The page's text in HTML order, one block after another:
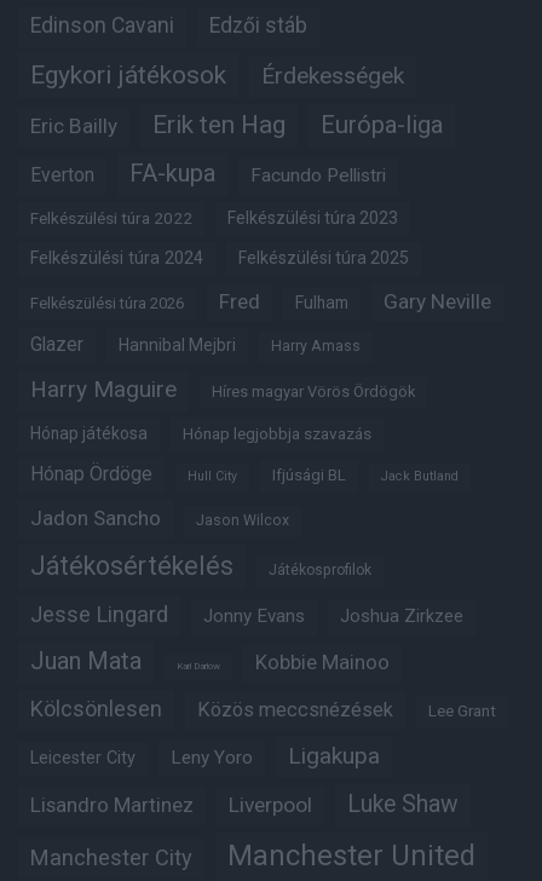
Edinson Cavani Edzői stáb
Egykori játékosok Érdekességek
Eric Bailly Erik ten Hag Európa-liga
Everton FA-kupa Facundo Pellistri
Felkészülési túra 2022 Felkészülési túra 2023
Felkészülési túra 2024 Felkészülési túra 2025
Felkészülési túra 2026 Fred Fulham Gary Neville
Glazer Hannibal Mejbri Harry Amass
Harry Maguire Híres magyar Vörös Ördögök
Hónap játékosa Hónap legjobbja szavazás
Hónap Ördöge Hull City Ifjúsági BL Jack Butland
Jadon Sancho Jason Wilcox
Játékosértékelés Játékosprofilok
Jesse Lingard Jonny Evans Joshua Zirkzee
Juan Mata Karl Darlow Kobbie Mainoo
Kölcsönlesen Közös meccsnézések Lee Grant
Leicester City Leny Yoro Ligakupa
Lisandro Martinez Liverpool Luke Shaw
Manchester City Manchester United